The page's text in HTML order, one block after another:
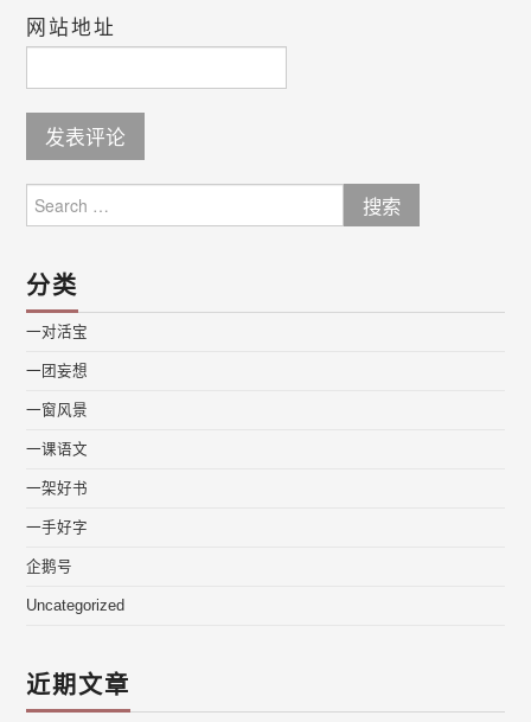
网站地址
for:
分类
一对活宝
一团妄想
一窗风景
一课语文
一架好书
一手好字
企鹅号
Uncategorized
近期文章